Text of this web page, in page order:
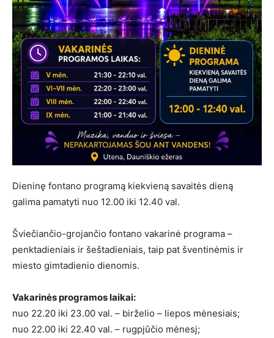
Dieninę fontano programą kiekvieną savaitės dieną
galima pamatyti nuo 12.00 iki 12.40 val.
Šviečiančio-grojančio fontano vakarinė programa –
penktadieniais ir šeštadieniais, taip pat šventinėmis ir
miesto gimtadienio dienomis.
Vakarinės programos laikai:
nuo 22.20 iki 23.00 val. – birželio – liepos mėnesiais;
nuo 22.00 iki 22.40 val. – rugpjūčio mėnesį;